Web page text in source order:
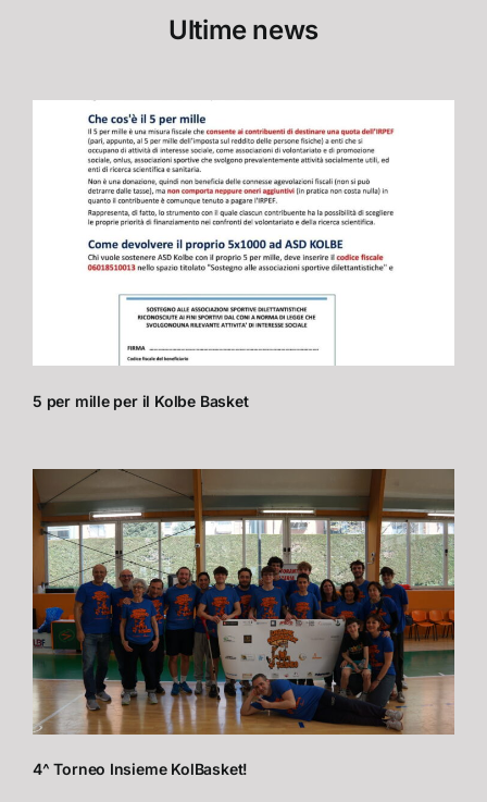
Ultime news
5 per mille per il Kolbe Basket
4^ Torneo Insieme KolBasket!